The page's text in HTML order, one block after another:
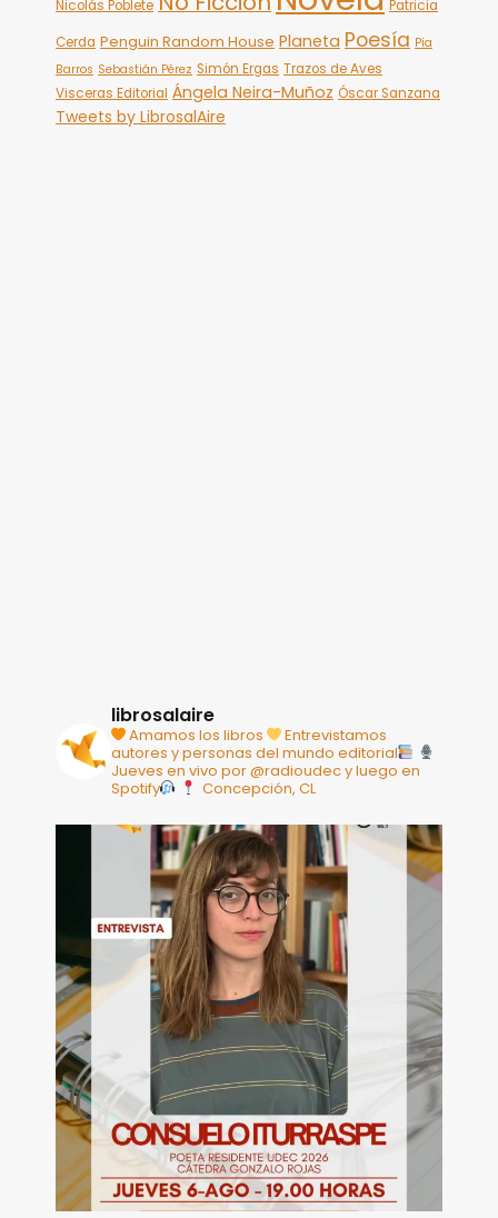
Nicolás Poblete Patricia
Cerda Penguin Random House Planeta Poesía Pía
Barros Sebastián Pérez Simón Ergas Trazos de Aves
Visceras Editorial Ángela Neira-Muñoz Óscar Sanzana
Tweets by LibrosalAire
librosalaire
Amamos los libros
Entrevistamos
autores y personas del mundo editorial
Jueves en vivo por @radioudec y luego en
Spotify
Concepción, CL